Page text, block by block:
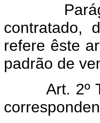
Parágrafo
contratado,
refere êste
padrão de
Art. 2º